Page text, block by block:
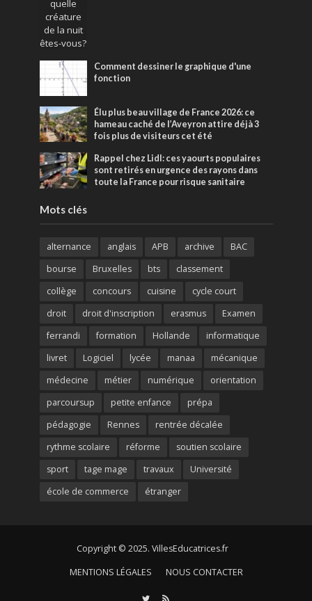
Comment dessiner le graphique d'une
fonction
Élu plus beau village de France 2026: ce
hameau caché de l’Aveyron attire déjà 3
fois plus de visiteurs cet été
Rappel chez Lidl: ces yaourts populaires
sont retirés en urgence des rayons dans
toute la France pour risque sanitaire
Mots clés
alternance anglais APB archive
BAC
bourse
Bruxelles bts
classement
collège
concours cuisine
cycle court
droit
droit d'inscription erasmus
Examen
ferrandi
formation Hollande
informatique
livret
Logiciel lycée manaa
mécanique
médecine
métier numérique
orientation
parcoursup
petite enfance
prépa
pédagogie
Rennes
rentrée décalée
rythme scolaire
réforme
soutien scolaire
sport
tage mage travaux
Université
école de commerce
étranger
Copyright © 2025. VillesEducatrices.fr
MENTIONS LÉGALES
NOUS CONTACTER